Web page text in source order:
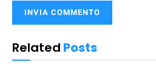
Related Posts